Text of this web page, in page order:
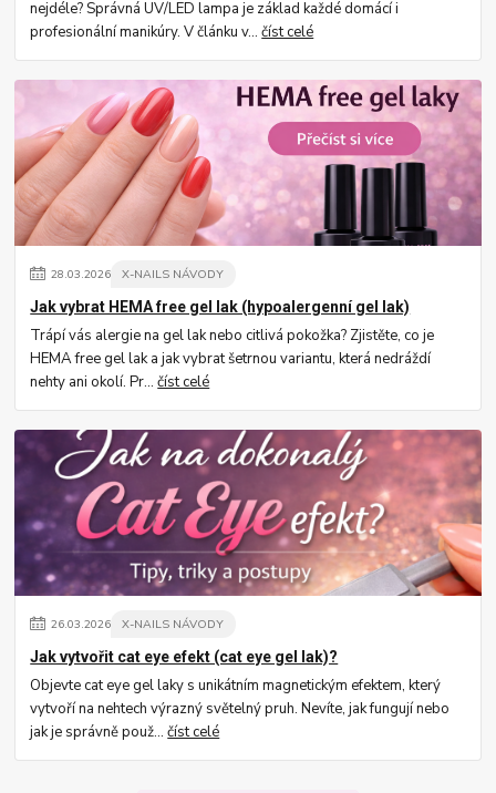
nejdéle? Správná UV/LED lampa je základ každé domácí i
profesionální manikúry. V článku v...číst celé
28.03.2026 X-NAILS NÁVODY
Jak vybrat HEMA free gel lak (hypoalergenní gel lak)
Trápí vás alergie na gel lak nebo citlivá pokožka? Zjistěte, co je
HEMA free gel lak a jak vybrat šetrnou variantu, která nedráždí
nehty ani okolí. Pr...číst celé
26.03.2026 X-NAILS NÁVODY
Jak vytvořit cat eye efekt (cat eye gel lak)?
Objevte cat eye gel laky s unikátním magnetickým efektem, který
vytvoří na nehtech výrazný světelný pruh. Nevíte, jak fungují nebo
jak je správně použ...číst celé